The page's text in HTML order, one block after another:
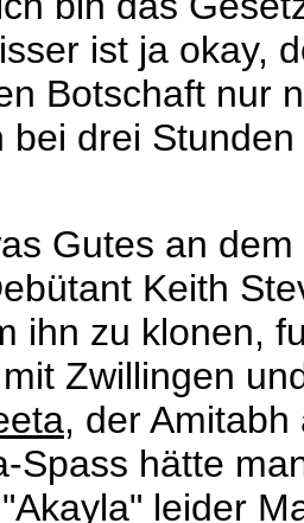
ist ja okay,
Botschaft nur
bei drei
Gutes an
Keith
ihn zu klonen,
Zwillingen
, der
Spass hätte
leider